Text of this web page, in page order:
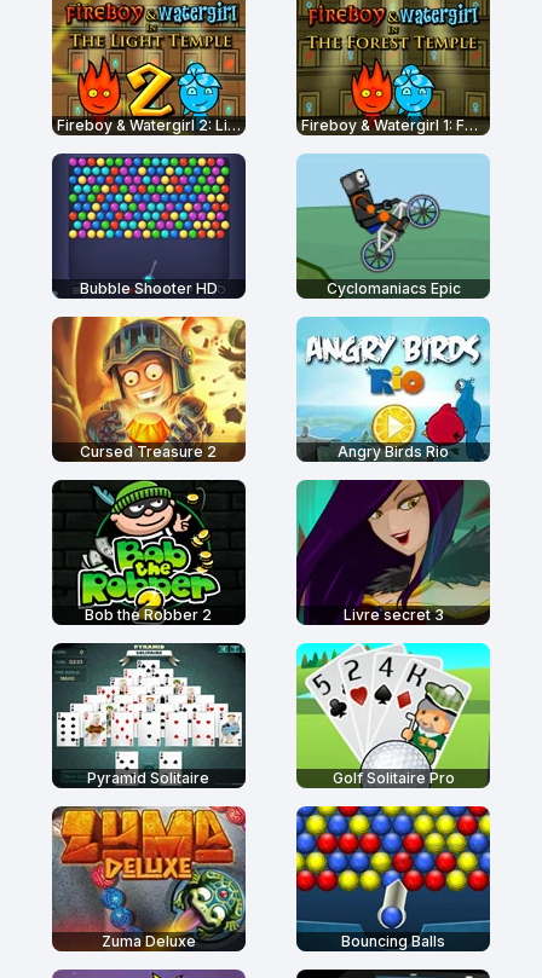
Fireboy & Watergirl 2: Light Temple Fireboy & Watergirl 1: Forest Temple
Bubble Shooter HD Cyclomaniacs Epic
Cursed Treasure 2 Angry Birds Rio
Bob the Robber 2 Livre secret 3
Pyramid Solitaire Golf Solitaire Pro
Zuma Deluxe Bouncing Balls